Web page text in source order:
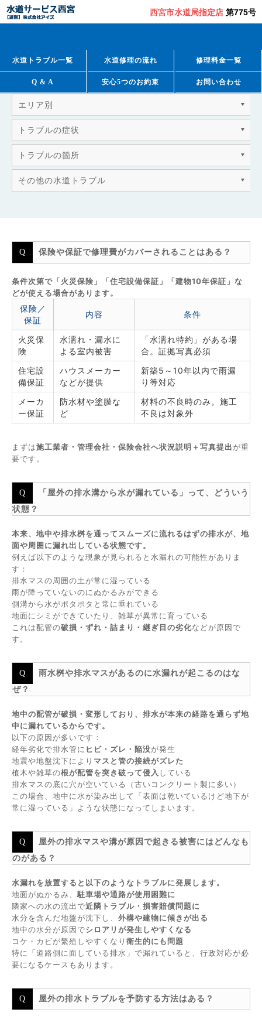
西宮市水道局指定店 第775号
水道トラブル一覧 水道修理の流れ 修理料金一覧
Q & A 安心5つのお約束 お問い合わせ
エリア別
トラブルの症状
トラブルの箇所
その他の水道トラブル
保険や保証で修理費がカバーされることはある？
条件次第で「火災保険」「住宅設備保証」「建物10年保証」な
どが使える場合があります。
保険／
保証
内容 条件
火災保
険
水濡れ・漏水に
よる室内被害
「水濡れ特約」がある場
合。証拠写真必須
住宅設
備保証
ハウスメーカー
などが提供
新築5～10年以内で雨漏
り等対応
メーカ
ー保証
防水材や塗膜な
ど
材料の不良時のみ。施工
不良は対象外
まずは施工業者・管理会社・保険会社へ状況説明＋写真提出が重
要です。
「屋外の排水溝から水が漏れている」って、どういう
状態？
本来、地中や排水桝を通ってスムーズに流れるはずの排水が、地
面や周囲に漏れ出している状態です。
例えば以下のような現象が見られると水漏れの可能性がありま
す：
排水マスの周囲の土が常に湿っている
雨が降っていないのにぬかるみができる
側溝から水がポタポタと常に垂れている
地面にシミができていたり、雑草が異常に育っている
これは配管の破損・ずれ・詰まり・継ぎ目の劣化などが原因で
す。
雨水桝や排水マスがあるのに水漏れが起こるのはな
ぜ？
地中の配管が破損・変形しており、排水が本来の経路を通らず地
中に漏れているからです。
以下の原因が多いです：
経年劣化で排水管に ヒビ・ズレ・陥没が発生
地震や地盤沈下により マスと管の接続がズレた
植木や雑草の根が配管を突き破って侵入 している
排水マスの底に穴が空いている（古いコンクリート製に多い）
この場合、地中に水が染み出して「表面は乾いているけど地下が
常に湿っている」ような状態になってしまいます。
屋外の排水マスや溝が原因で起きる被害にはどんなも
のがある？
水漏れを放置すると以下のようなトラブルに発展します。
地面がぬかるみ、 駐車場や通路が使用困難に
隣家への水の流出で近隣トラブル・損害賠償問題に
水分を含んだ地盤が沈下し、 外構や建物に傾きが出る
地中の水分が原因でシロアリが発生しやすくなる
コケ・カビが繁殖しやすくなり 衛生的にも問題
特に「道路側に面している排水」で漏れていると、行政対応が必
要になるケースもあります。
屋外の排水トラブルを予防する方法はある？